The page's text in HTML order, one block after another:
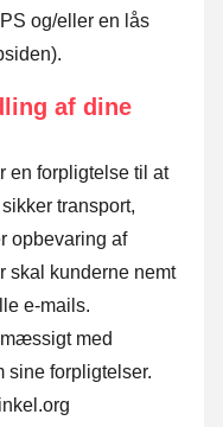
og/eller en lås
af dine
en forpligtelse til at
transport,
opbevaring af
skal kunderne nemt
e-mails.
med
sine forpligtelser.